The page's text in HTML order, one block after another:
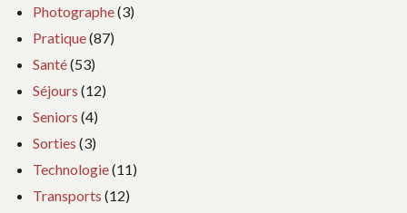
Photographe(3)
Pratique(87)
Santé(53)
Séjours (12)
Seniors (4)
Sorties (3)
Technologie(11)
Transports (12)